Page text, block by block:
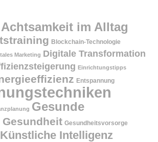
Achtsamkeit im Alltag
Blockchain-Technologie
Marketing Digitale Transformation
Einrichtungstipps
Entspannung
Gesunde
Gesundheit Gesundheitsvorsorge
Künstliche Intelligenz